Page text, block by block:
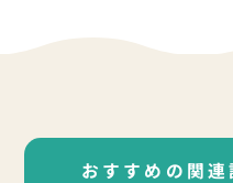
おすすめの関連